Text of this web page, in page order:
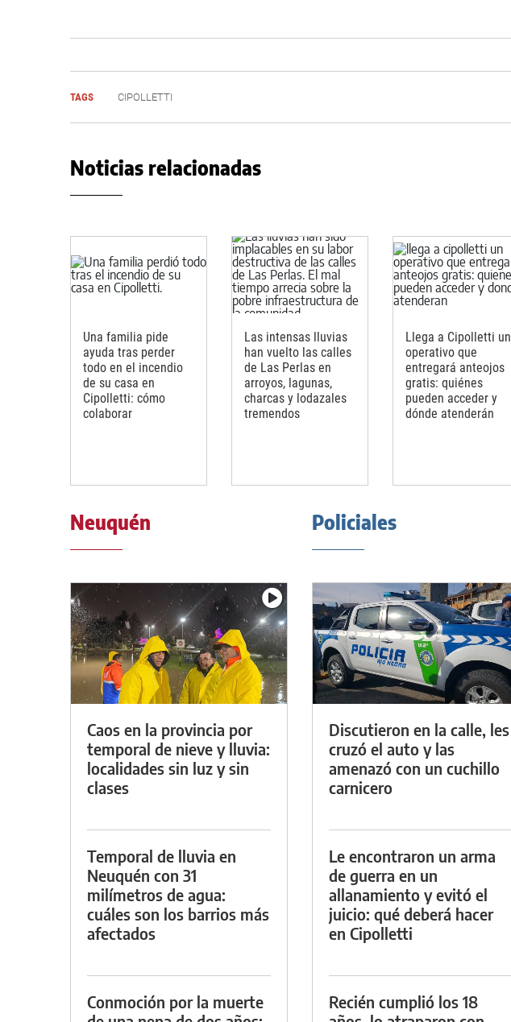
TAGS CIPOLLETTI
Noticias relacionadas
Una familia pide
ayuda tras perder
todo en el incendio
de su casa en
Cipolletti: cómo
colaborar
Las intensas lluvias
han vuelto las calles
de Las Perlas en
arroyos, lagunas,
charcas y lodazales
tremendos
Llega a Cipolletti un
operativo que
entregará anteojos
gratis: quiénes
pueden acceder y
dónde atenderán
Neuquén
Caos en la provincia por
temporal de nieve y lluvia:
localidades sin luz y sin
clases
Temporal de lluvia en
Neuquén con 31
milímetros de agua:
cuáles son los barrios más
afectados
Conmoción por la muerte
Policiales
Discutieron en la calle, les
cruzó el auto y las
amenazó con un cuchillo
carnicero
Le encontraron un arma
de guerra en un
allanamiento y evitó el
juicio: qué deberá hacer
en Cipolletti
Recién cumplió los 18